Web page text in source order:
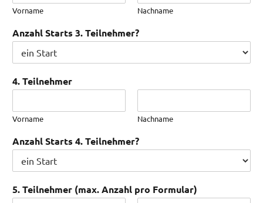
Vorname Nachname
Anzahl Starts 3. Teilnehmer?
4. Teilnehmer
Vorname Nachname
Anzahl Starts 4. Teilnehmer?
5. Teilnehmer (max. Anzahl pro Formular)